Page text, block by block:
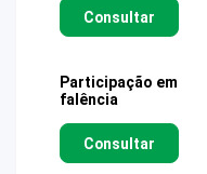
Consultar
Participação em
falência
Consultar